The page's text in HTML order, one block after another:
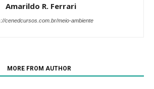
Amarildo R. Ferrari
cenedcursos.com.br/meio-ambiente
MORE FROM AUTHOR